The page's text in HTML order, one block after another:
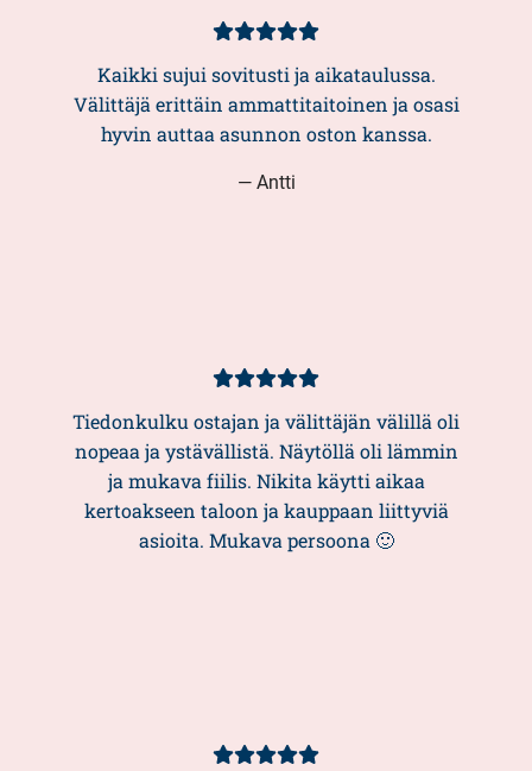
Asiakasarvio
Kaikki sujui sovitusti ja aikataulussa.
Välittäjä erittäin ammattitaitoinen ja osasi
hyvin auttaa asunnon oston kanssa.
— Antti
Asiakasarvio
5/5
Tiedonkulku ostajan ja välittäjän välillä oli
nopeaa ja ystävällistä. Näytöllä oli lämmin
ja mukava fiilis. Nikita käytti aikaa
kertoakseen taloon ja kauppaan liittyviä
asioita. Mukava persoona 🙂
Asiakasarvio